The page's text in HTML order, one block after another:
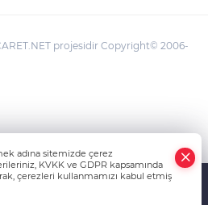
projesidir Copyright© 2006-
adına sitemizde çerez
KVKK ve GDPR kapsamında
çerezleri kullanmamızı kabul etmiş